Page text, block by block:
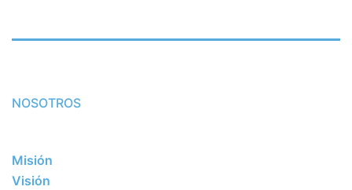
NOSOTROS
Misión
Visión